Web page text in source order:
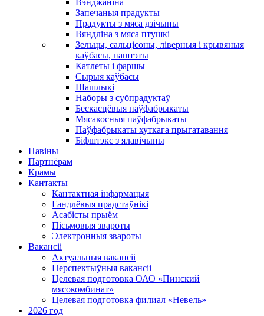
Запечаныя прадукты
Прадукты з мяса дзічыны
Вяндліна з мяса птушкі
Зельцы, сальцісоны, ліверныя і крывяныя
каўбасы, паштэты
Катлеты і фаршы
Сырыя каўбасы
Шашлыкі
Наборы з субпрадуктаў
Бескасцёвыя паўфабрыкаты
Мясакосныя паўфабрыкаты
Паўфабрыкаты хуткага прыгатавання
Біфштэкс з ялавічыны
Навіны
Партнёрам
Крамы
Кантакты
Кантактная інфармацыя
Гандлёвыя прадстаўнікі
Асабісты прыём
Пісьмовыя звароты
Электронныя звароты
Вакансіі
Актуальныя вакансіі
Перспектыўныя вакансіі
Целевая подготовка ОАО «Пинский
мясокомбинат»
Целевая подготовка филиал «Невель»
2026 год